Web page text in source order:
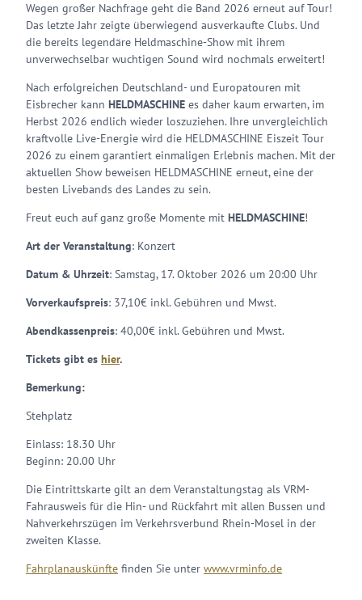
Wegen großer Nachfrage geht die Band 2026 erneut auf Tour!
Das letzte Jahr zeigte überwiegend ausverkaufte Clubs. Und
die bereits legendäre Heldmaschine-Show mit ihrem
unverwechselbar wuchtigen Sound wird nochmals erweitert!
Nach erfolgreichen Deutschland- und Europatouren mit
Eisbrecher kann HELDMASCHINE es daher kaum erwarten, im
Herbst 2026 endlich wieder loszuziehen. Ihre unvergleichlich
kraftvolle Live-Energie wird die HELDMASCHINE Eiszeit Tour
2026 zu einem garantiert einmaligen Erlebnis machen. Mit der
aktuellen Show beweisen HELDMASCHINE erneut, eine der
besten Livebands des Landes zu sein.
Freut euch auf ganz große Momente mit HELDMASCHINE!
Art der Veranstaltung: Konzert
Datum & Uhrzeit: Samstag, 17. Oktober 2026 um 20:00 Uhr
Vorverkaufspreis: 37,10€ inkl. Gebühren und Mwst.
Abendkassenpreis: 40,00€ inkl. Gebühren und Mwst.
Tickets gibt es hier.
Bemerkung:
Stehplatz
Einlass: 18.30 Uhr
Beginn: 20.00 Uhr
Die Eintrittskarte gilt an dem Veranstaltungstag als VRM-
Fahrausweis für die Hin- und Rückfahrt mit allen Bussen und
Nahverkehrszügen im Verkehrsverbund Rhein-Mosel in der
zweiten Klasse.
Fahrplanauskünfte finden Sie unter www.vrminfo.de